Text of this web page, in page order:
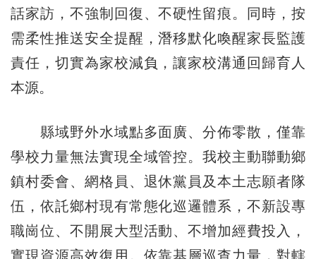
話家訪，不強制回復、不硬性留痕。同時，按
需柔性推送安全提醒，潛移默化喚醒家長監護
責任，切實為家校減負，讓家校溝通回歸育人
本源。
縣域野外水域點多面廣、分佈零散，僅靠
學校力量無法實現全域管控。我校主動聯動鄉
鎮村委會、網格員、退休黨員及本土志願者隊
伍，依託鄉村現有常態化巡邏體系，不新設專
職崗位、不開展大型活動、不增加經費投入，
實現資源高效復用。依靠基層巡查力量，對轄